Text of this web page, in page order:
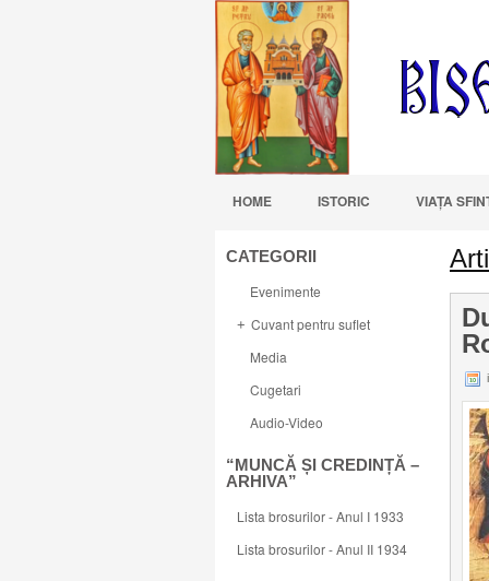
HOME ISTORIC VIAŢA
CATEGORII
Evenimente
+ Cuvant pentru suflet
Media
Cugetari
Audio-Video
“MUNCĂ ȘI CREDINȚĂ –
ARHIVA”
Lista brosurilor - Anul I 1933
Lista brosurilor - Anul II 1934